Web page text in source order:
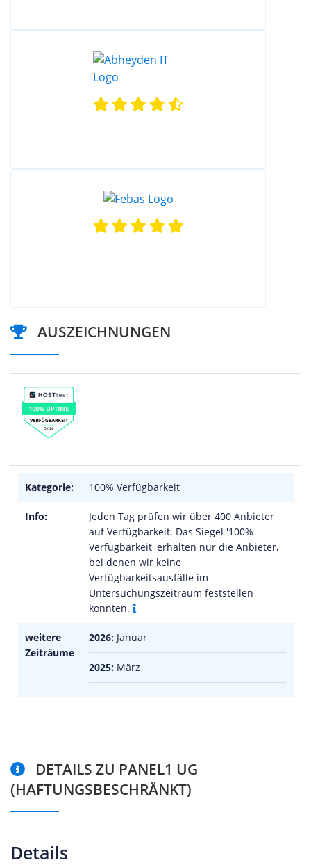
AUSZEICHNUNGEN
Kategorie: 100% Verfügbarkeit
Info:
Jeden Tag prüfen wir über 400 Anbieter
auf Verfügbarkeit. Das Siegel '100%
Verfügbarkeit' erhalten nur die Anbieter,
bei denen wir keine
Verfügbarkeitsausfälle im
Untersuchungszeitraum feststellen
konnten.
weitere
Zeiträume
2026: Januar
2025: März
DETAILS ZU PANEL1 UG
(HAFTUNGSBESCHRÄNKT)
Details